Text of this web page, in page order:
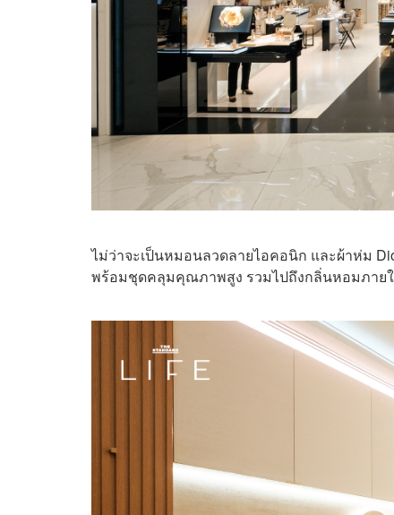
ไม่ว่าจะเป็นหมอนลวดลายไอคอนิก และผ้าห่ม
พร้อมชุดคลุมคุณภาพสูง รวมไปถึงกลิ่นหอมภาย